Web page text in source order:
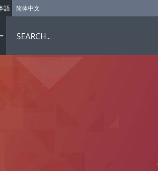
語 简体中文